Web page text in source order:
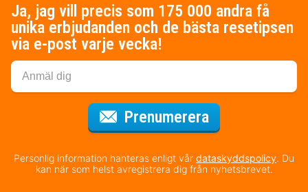
Ja, jag vill precis som 175 000 andra få
unika erbjudanden och de bästa resetipsen
via e-post varje vecka!
Prenumerera
Personlig information hanteras enligt vår dataskyddspolicy. Du
kan när som helst avregistrera dig från nyhetsbrevet.